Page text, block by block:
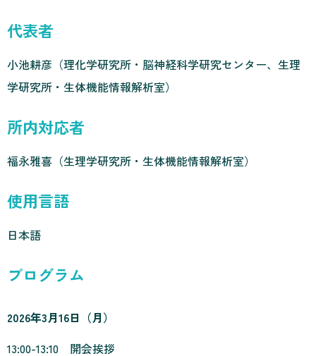
代表者
小池耕彦（理化学研究所・脳神経科学研究センター、生理
学研究所・生体機能情報解析室）
所内対応者
福永雅喜（生理学研究所・生体機能情報解析室）
使用言語
日本語
プログラム
2026年3月16日（月）
13:00-13:10 開会挨拶